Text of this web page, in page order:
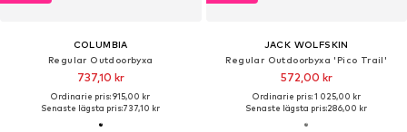
COLUMBIA
Regular Outdoorbyxa
737,10 kr
Ordinarie pris: 915,00 kr
Senaste lägsta pris:737,10 kr
JACK WOLFSKIN
Regular Outdoorbyxa 'Pico Trail'
572,00 kr
Ordinarie pris: 1 025,00 kr
Senaste lägsta pris:286,00 kr